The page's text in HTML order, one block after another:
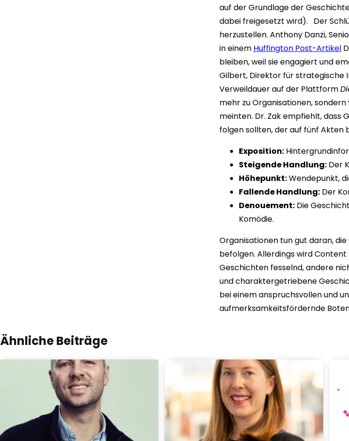
auf der Grundlage der
dabei freigesetzt wird).
Der
herzustellen. Anthony Danzi,
in einem Huffington Post-Artikel
bleiben, weil sie engagiert und
Gilbert, Direktor für strategische
Verweildauer auf der Plattform
mehr zu Organisationen,
meinten. Dr. Zak empfiehlt, dass
folgen sollten, der auf fünf Akten
Exposition:
Steigende Handlung: Der
Höhepunkt:Wendepunkt,
Fallende Handlung: Der
Denouement: Die
Komödie.
Organisationen tun gut daran,
befolgen. Allerdings wird
Geschichten fesselnd, andere
und charaktergetriebene
bei einem anspruchsvollen und
aufmerksamkeitsfördernde
Ähnliche Beiträge